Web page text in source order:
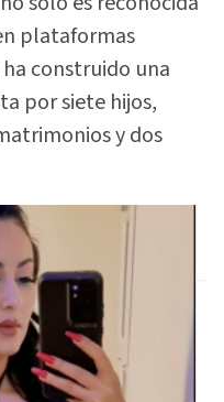
plataformas
construido una
por siete hijos,
y dos